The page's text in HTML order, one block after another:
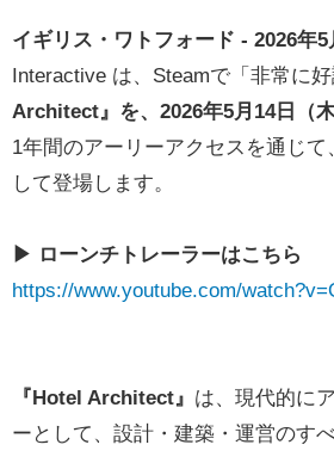
イギリス・ワトフォード - 2026年5
Interactive は、Steamで「非常に
Architect』を、2026年5月14日（
1年間のアーリーアクセスを通じ
して登場します。
▶ ローンチトレーラーはこちら
https://www.youtube.com/
『Hotel Architect』 は、現代的に
ーとして、設計・建築・運営のす